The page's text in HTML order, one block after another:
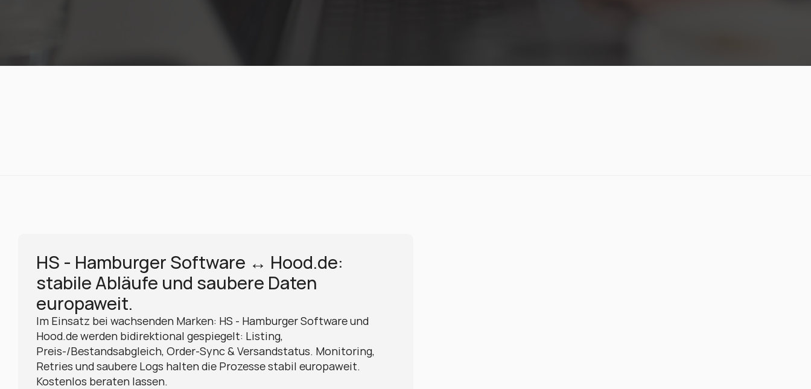
HS - Hamburger Software ↔ Hood.de:
stabile Abläufe und saubere Daten
europaweit.
Im Einsatz bei wachsenden Marken: HS - Hamburger Software und
Hood.de werden bidirektional gespiegelt: Listing,
Preis-/Bestandsabgleich, Order-Sync & Versandstatus. Monitoring,
Retries und saubere Logs halten die Prozesse stabil europaweit.
Kostenlos beraten lassen.